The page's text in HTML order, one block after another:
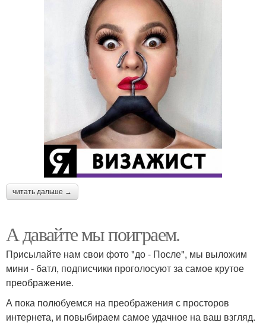
читать дальше →
А давайте мы поиграем.
Присылайте нам свои фото "до - После", мы выложим
мини - батл, подписчики проголосуют за самое крутое
преображение.
А пока полюбуемся на преображения с просторов
интернета, и повыбираем самое удачное на ваш взгляд.